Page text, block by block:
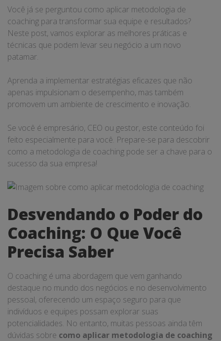
Você já se perguntou como aplicar metodologia de
coaching para transformar sua equipe e resultados?
Neste post, vamos explorar as melhores práticas e
técnicas que podem levar seu negócio a um novo
patamar.
Aprenda a implementar estratégias eficazes que não
apenas impulsionam o desempenho, mas também
promovem um ambiente de crescimento e inovação.
Se você é empresário, CEO ou gestor, este conteúdo foi
feito especialmente para você. Prepare-se para descobrir
como a metodologia de coaching pode ser a chave para o
sucesso da sua empresa!
Desvendando o Poder do
Coaching: O Que Você
Precisa Saber
O coaching é uma abordagem que vem ganhando
destaque no mundo dos negócios e no desenvolvimento
pessoal, oferecendo um espaço seguro para que
indivíduos e equipes possam explorar suas
potencialidades. No entanto, muitas pessoas ainda têm
dúvidas sobre como aplicar metodologia de coaching